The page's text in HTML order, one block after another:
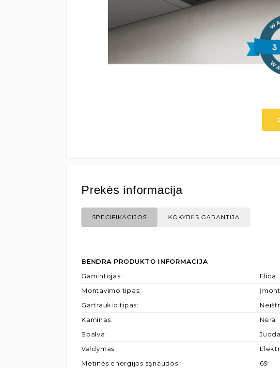
Prekės informacija
SPECIFIKACIJOS KOKYBĖS GARANTIJA
BENDRA PRODUKTO INFORMACIJA
Gamintojas:
Elica
Montavimo tipas:
Gartraukio tipas:
Kaminas:
Nėra
Spalva:
Juoda
Valdymas:
Metinės energijos sąnaudos:
69